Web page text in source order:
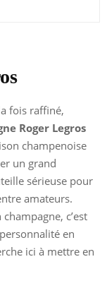
fois raffiné,
Roger Legros
champenoise
un grand
sérieuse pour
amateurs.
c’est
en
ici à mettre en